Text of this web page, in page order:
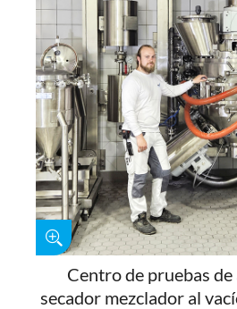
Centro de pruebas de
secador mezclador al